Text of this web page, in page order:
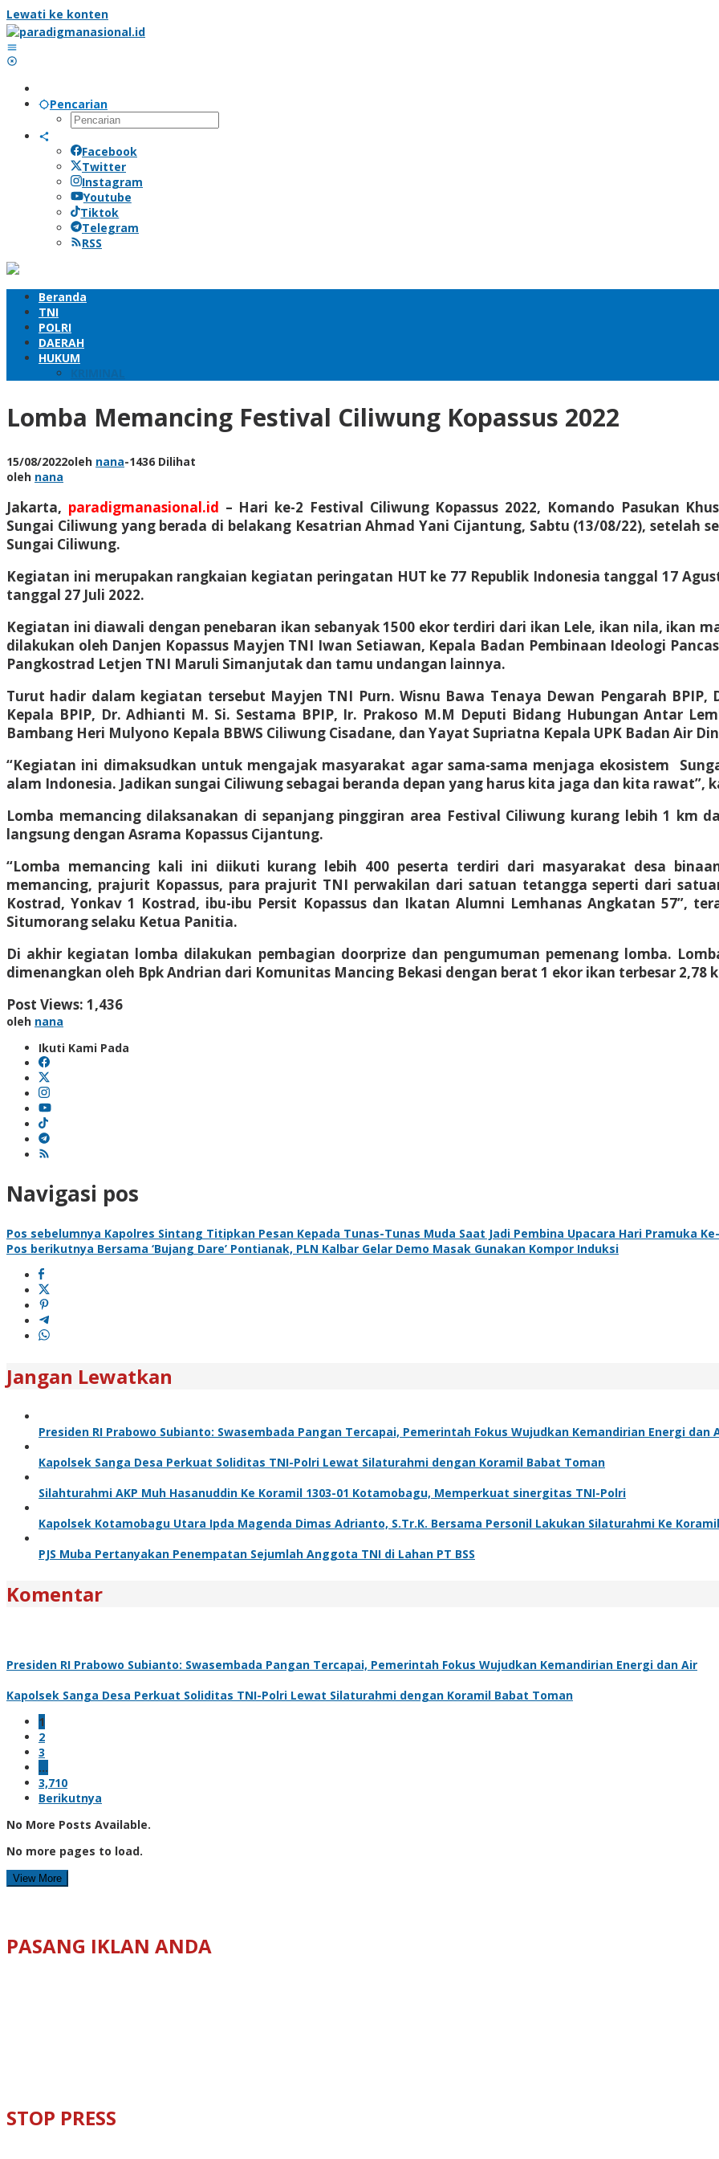
Lewati ke konten
Pencarian
Facebook
Twitter
Instagram
Youtube
Tiktok
Telegram
RSS
Beranda
TNI
POLRI
DAERAH
HUKUM
KRIMINAL
Lomba Memancing Festival Ciliwung Kopassus 2022
15/08/2022oleh nana-1436 Dilihat
oleh nana
Jakarta, paradigmanasional.id – Hari ke-2 Festival Ciliwung Kopassus 2022, Komando Pasukan
Sungai Ciliwung yang berada di belakang Kesatrian Ahmad Yani Cijantung, Sabtu (13/08/22), setelah
Sungai Ciliwung.
Kegiatan ini merupakan rangkaian kegiatan peringatan HUT ke 77 Republik Indonesia tanggal 17
tanggal 27 Juli 2022.
Kegiatan ini diawali dengan penebaran ikan sebanyak 1500 ekor terdiri dari ikan Lele, ikan nila, ikan
dilakukan oleh Danjen Kopassus Mayjen TNI Iwan Setiawan, Kepala Badan Pembinaan Ideologi
Pangkostrad Letjen TNI Maruli Simanjutak dan tamu undangan lainnya.
Turut hadir dalam kegiatan tersebut Mayjen TNI Purn. Wisnu Bawa Tenaya Dewan Pengarah BPIP,
Kepala BPIP, Dr. Adhianti M. Si. Sestama BPIP, Ir. Prakoso M.M Deputi Bidang Hubungan Antar
Bambang Heri Mulyono Kepala BBWS Ciliwung Cisadane, dan Yayat Supriatna Kepala UPK Badan Air
“Kegiatan ini dimaksudkan untuk mengajak masyarakat agar sama-sama menjaga ekosistem
alam Indonesia. Jadikan sungai Ciliwung sebagai beranda depan yang harus kita jaga dan kita rawat”,
Lomba memancing dilaksanakan di sepanjang pinggiran area Festival Ciliwung kurang lebih 1 km
langsung dengan Asrama Kopassus Cijantung.
“Lomba memancing kali ini diikuti kurang lebih 400 peserta terdiri dari masyarakat desa
memancing, prajurit Kopassus, para prajurit TNI perwakilan dari satuan tetangga seperti dari
Kostrad, Yonkav 1 Kostrad, ibu-ibu Persit Kopassus dan Ikatan Alumni Lemhanas Angkatan 57”,
Situmorang selaku Ketua Panitia.
Di akhir kegiatan lomba dilakukan pembagian doorprize dan pengumuman pemenang lomba.
dimenangkan oleh Bpk Andrian dari Komunitas Mancing Bekasi dengan berat 1 ekor ikan terbesar 2,78
Post Views: 1,436
oleh nana
Ikuti Kami Pada
Navigasi pos
Pos sebelumnya Kapolres Sintang Titipkan Pesan Kepada Tunas-Tunas Muda Saat Jadi Pembina Upacara Hari Pramuka
Pos berikutnya Bersama ‘Bujang Dare’ Pontianak, PLN Kalbar Gelar Demo Masak Gunakan Kompor Induksi
Jangan Lewatkan
Presiden RI Prabowo Subianto: Swasembada Pangan Tercapai, Pemerintah Fokus Wujudkan Kemandirian Energi dan
Kapolsek Sanga Desa Perkuat Soliditas TNI-Polri Lewat Silaturahmi dengan Koramil Babat Toman
Silahturahmi AKP Muh Hasanuddin Ke Koramil 1303-01 Kotamobagu, Memperkuat sinergitas TNI-Polri
Kapolsek Kotamobagu Utara Ipda Magenda Dimas Adrianto, S.Tr.K. Bersama Personil Lakukan Silaturahmi Ke
PJS Muba Pertanyakan Penempatan Sejumlah Anggota TNI di Lahan PT BSS
Komentar
Presiden RI Prabowo Subianto: Swasembada Pangan Tercapai, Pemerintah Fokus Wujudkan Kemandirian Energi dan Air
Kapolsek Sanga Desa Perkuat Soliditas TNI-Polri Lewat Silaturahmi dengan Koramil Babat Toman
1
2
3
…
3,710
Berikutnya
No More Posts Available.
No more pages to load.
View More
PASANG IKLAN ANDA
STOP PRESS